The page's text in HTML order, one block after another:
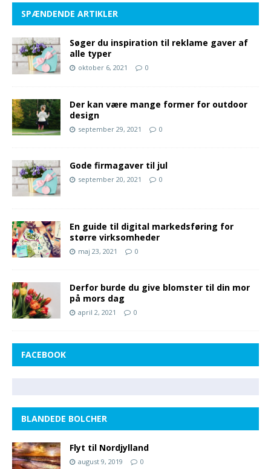
SPÆNDENDE ARTIKLER
Søger du inspiration til reklame gaver af
alle typer
oktober 6, 2021 0
Der kan være mange former for outdoor
design
september 29, 2021 0
Gode firmagaver til jul
september 20, 2021 0
En guide til digital markedsføring for
større virksomheder
maj 23, 2021 0
Derfor burde du give blomster til din mor
på mors dag
april 2, 2021 0
FACEBOOK
BLANDEDE BOLCHER
Flyt til Nordjylland
august 9, 2019 0